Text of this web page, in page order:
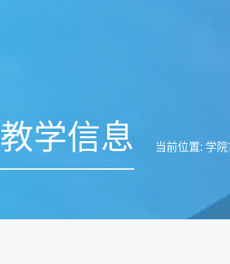
教学信息 当前位置: 学院